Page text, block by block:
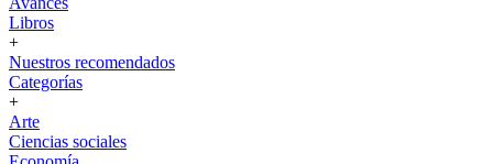
Libros
+
Nuestros recomendados
Categorías
+
Arte
Ciencias sociales